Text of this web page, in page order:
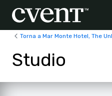
Torna a Mar Monte Hotel, The
Studio